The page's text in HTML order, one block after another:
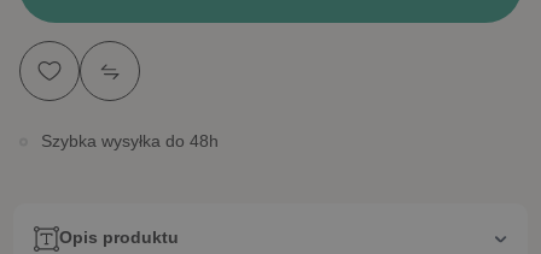
Szybka wysyłka do 48h
Opis produktu